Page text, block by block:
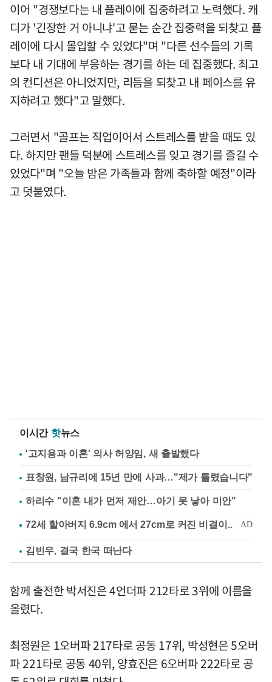
이어 "경쟁보다는 내 플레이에 집중하려고 노력했다. 캐
디가 '긴장한 거 아니냐'고 묻는 순간 집중력을 되찾고 플
레이에 다시 몰입할 수 있었다"며 "다른 선수들의 기록
보다 내 기대에 부응하는 경기를 하는 데 집중했다. 최고
의 컨디션은 아니었지만, 리듬을 되찾고 내 페이스를 유
지하려고 했다"고 말했다.
그러면서 "골프는 직업이어서 스트레스를 받을 때도 있
다. 하지만 팬들 덕분에 스트레스를 잊고 경기를 즐길 수
있었다"며 "오늘 밤은 가족들과 함께 축하할 예정"이라
고 덧붙였다.
이시간 핫뉴스
'고지용과 이혼' 의사 허양임, 새 출발했다
표창원, 남규리에 15년 만에 사과…"제가 틀렸습니다"
하리수 "이혼 내가 먼저 제안…아기 못 낳아 미안"
김빈우, 결국 한국 떠난다
함께 출전한 박서진은 4언더파 212타로 3위에 이름을
올렸다.
최정원은 1오버파 217타로 공동 17위, 박성현은 5오버
파 221타로 공동 40위, 양효진은 6오버파 222타로 공